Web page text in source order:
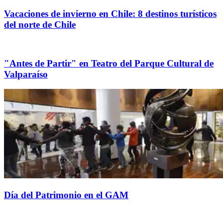
Vacaciones de invierno en Chile: 8 destinos turísticos
del norte de Chile
"Antes de Partir" en Teatro del Parque Cultural de
Valparaíso
Día del Patrimonio en el GAM